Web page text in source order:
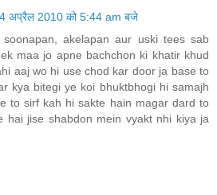
अप्रैल 2010 को 5:44 am बजे
akelapan aur uski tees sab
maa jo apne bachchon ki khatir khud
aaj wo hi use chod kar door ja base to
kya bitegi ye koi bhuktbhogi hi samajh
to sirf kah hi sakte hain magar dard to
hai jise shabdon mein vyakt nhi kiya ja